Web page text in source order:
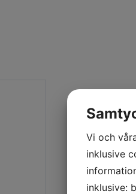
Vi och
inklusive
inklusive: